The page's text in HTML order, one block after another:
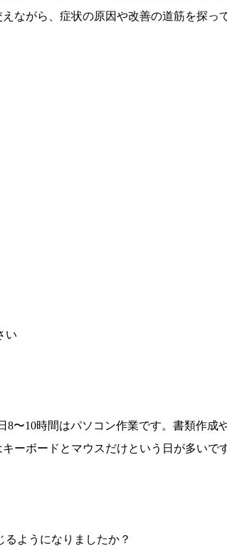
ながら、症状の原因や改善の道筋を探っ
い
8〜10時間はパソコン作業です。書類作
ーボードとマウスだけという日が多いで
ようになりましたか？